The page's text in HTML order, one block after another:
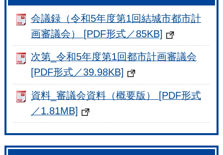
会議録（令和5年度第1回結城市都市計
画審議会） [PDF形式／85KB]
次第_令和5年度第1回都市計画審議会
[PDF形式／39.98KB]
資料_審議会資料（概要版） [PDF形式
／1.81MB]